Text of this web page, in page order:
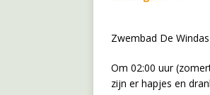
Zwembad De
Om 02:00 uur
zijn er hapjes en